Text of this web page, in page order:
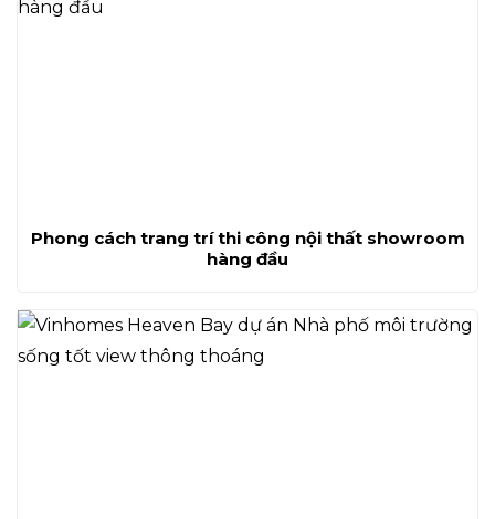
Phong cách trang trí thi công nội thất showroom
hàng đầu